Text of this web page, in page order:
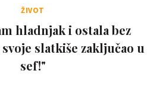
ŽIVOT
hladnjak i ostala bez
slatkiše zaključao u
sef!"